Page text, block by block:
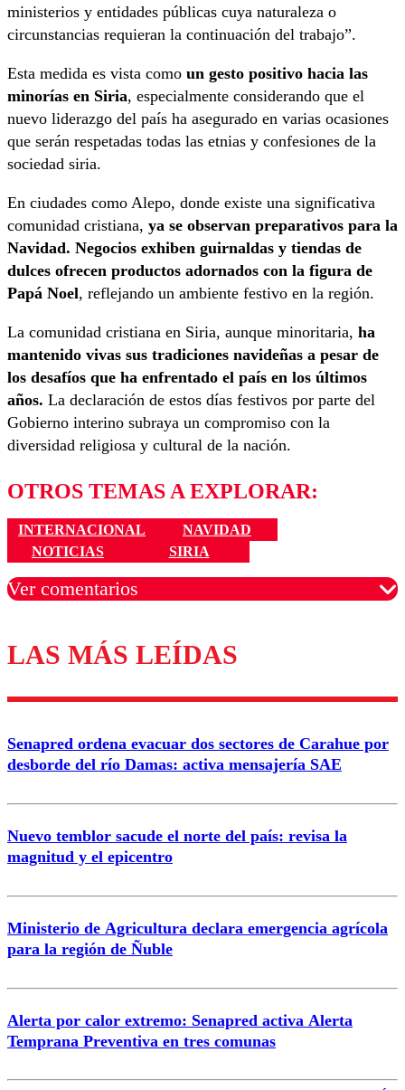
ministerios y entidades públicas cuya naturaleza o
circunstancias requieran la continuación del trabajo”.
Esta medida es vista como un gesto positivo hacia las
minorías en Siria, especialmente considerando que el
nuevo liderazgo del país ha asegurado en varias ocasiones
que serán respetadas todas las etnias y confesiones de la
sociedad siria.
En ciudades como Alepo, donde existe una significativa
comunidad cristiana, ya se observan preparativos para la
Navidad. Negocios exhiben guirnaldas y tiendas de
dulces ofrecen productos adornados con la figura de
Papá Noel, reflejando un ambiente festivo en la región.
La comunidad cristiana en Siria, aunque minoritaria, ha
mantenido vivas sus tradiciones navideñas a pesar de
los desafíos que ha enfrentado el país en los últimos
años. La declaración de estos días festivos por parte del
Gobierno interino subraya un compromiso con la
diversidad religiosa y cultural de la nación.
OTROS TEMAS A EXPLORAR:
INTERNACIONAL
NAVIDAD
NOTICIAS
SIRIA
Ver comentarios
Los comentarios son moderados para garantizar un
diálogo respetuoso.
Correo
LAS MÁS LEÍDAS
Senapred ordena evacuar dos sectores de Carahue por
desborde del río Damas: activa mensajería SAE
Nuevo temblor sacude el norte del país: revisa la
magnitud y el epicentro
Ministerio de Agricultura declara emergencia agrícola
para la región de Ñuble
Alerta por calor extremo: Senapred activa Alerta
Temprana Preventiva en tres comunas